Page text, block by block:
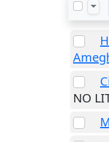
NO